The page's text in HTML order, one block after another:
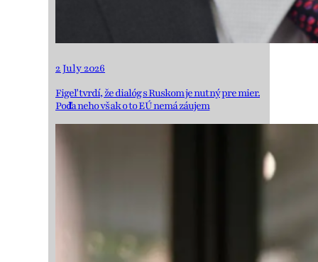
2 July 2026
Figeľ tvrdí, že dialóg s Ruskom je nutný pre mier.
Podľa neho však o to EÚ nemá záujem